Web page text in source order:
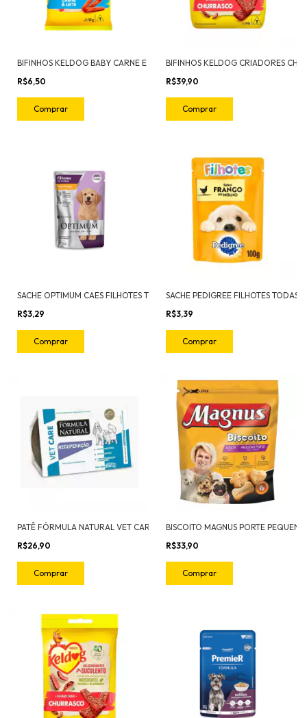
BIFINHOS KELDOG BABY CARNE E LEITE 50G
R$6,50
R$39,90
SACHE OPTIMUM CAES FILHOTES TODAS AS RAÇAS FRANGO 100G
R$3,29
R$3,39
PATÊ FÓRMULA NATURAL VET CARE CAES E GATOS RECUPERACÃO 270G
R$26,90
R$33,90